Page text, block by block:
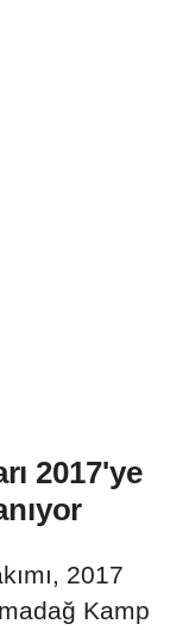
2017'ye
2017
Kamp